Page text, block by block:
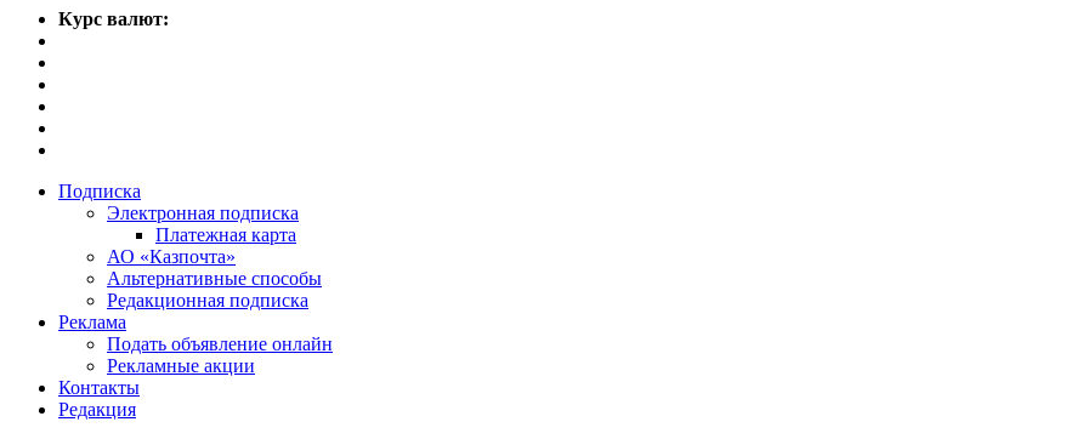
Курс валют:
Подписка
Электронная подписка
Платежная карта
АО «Казпочта»
Альтернативные способы
Редакционная подписка
Реклама
Подать объявление онлайн
Рекламные акции
Контакты
Редакция